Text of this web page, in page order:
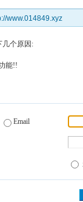
www.014849.xyz
几个原因:
能!!
Email